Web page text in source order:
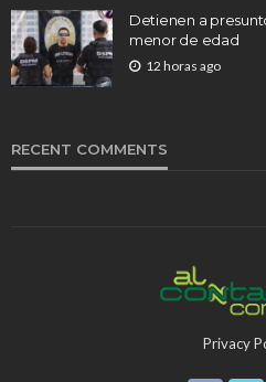
Detienen a
menor de edad
12 horas ago
RECENT COMMENTS
Privacy